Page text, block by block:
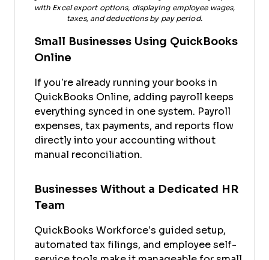
with Excel export options, displaying employee wages,
taxes, and deductions by pay period.
Small Businesses Using QuickBooks
Online
If you’re already running your books in
QuickBooks Online, adding payroll keeps
everything synced in one system. Payroll
expenses, tax payments, and reports flow
directly into your accounting without
manual reconciliation.
Businesses Without a Dedicated HR
Team
QuickBooks Workforce’s guided setup,
automated tax filings, and employee self-